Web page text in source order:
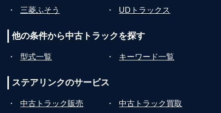
・
三菱ふそう ・ UDトラックス
他の条件から中古トラックを探す
・ 型式一覧 ・ キーワード一覧
ステアリンクのサービス
・ 中古トラック販売 ・
中古トラック買取